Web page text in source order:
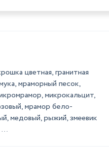
цветная, гранитная
мраморный песок,
микрокальцит,
мрамор бело-
медовый, рыжий, змеевик